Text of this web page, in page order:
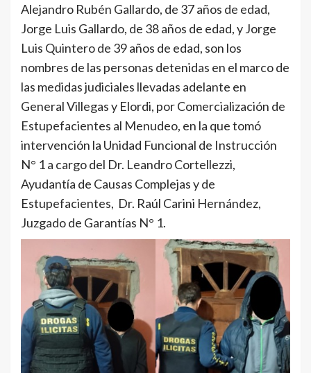
Alejandro Rubén Gallardo, de 37 años de edad,
Jorge Luis Gallardo, de 38 años de edad, y Jorge
Luis Quintero de 39 años de edad, son los
nombres de las personas detenidas en el marco de
las medidas judiciales llevadas adelante en
General Villegas y Elordi, por Comercialización de
Estupefacientes al Menudeo, en la que tomó
intervención la Unidad Funcional de Instrucción
N° 1 a cargo del Dr. Leandro Cortellezzi,
Ayudantía de Causas Complejas y de
Estupefacientes, Dr. Raúl Carini Hernández,
Juzgado de Garantías N° 1.